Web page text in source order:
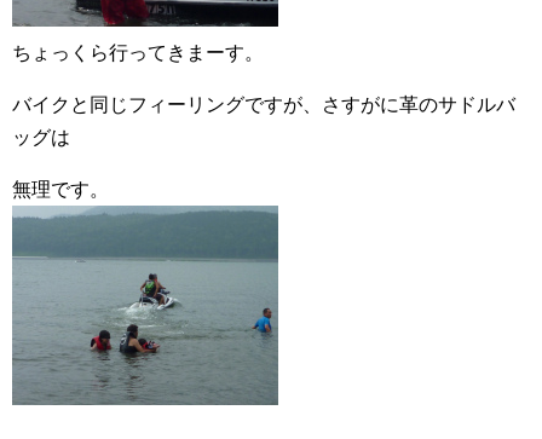
ちょっくら行ってきまーす。
バイクと同じフィーリングですが、さすがに革のサドルバ
ッグは
無理です。